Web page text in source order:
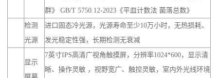
群》 GB/T 5750.12-2023《平皿计数法 菌落总数》
检测
光源
进口固态冷光源，光源寿命至少10万小时，无热损耗、
发光稳定性强，长期检测无衰减
显示
7英寸IPS高清广视角触摸屏，分辨率1024*600，显示清
晰、操作灵敏 ，视野宽广、触控灵敏，室内外光线环境